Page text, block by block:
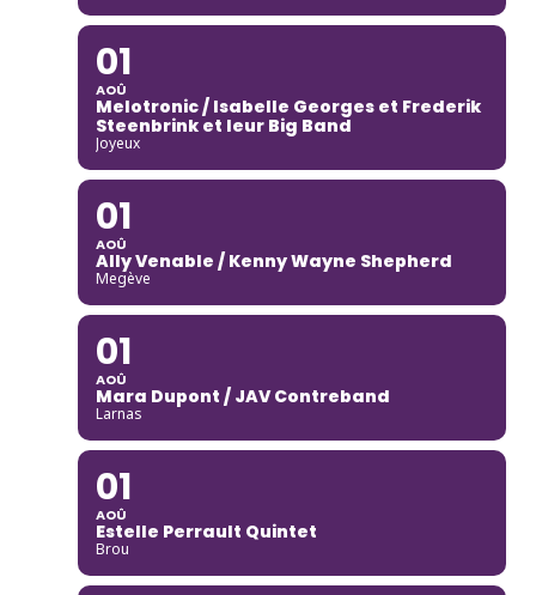
01
AOÛ
Melotronic / Isabelle Georges et Frederik
Steenbrink et leur Big Band
Joyeux
01
AOÛ
Ally Venable / Kenny Wayne Shepherd
Megève
01
AOÛ
Mara Dupont / JAV Contreband
Larnas
01
AOÛ
Estelle Perrault Quintet
Brou